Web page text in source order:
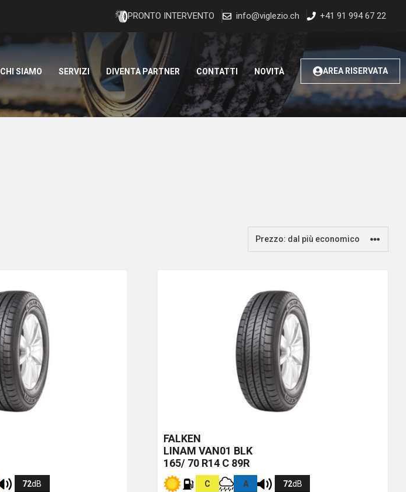
PRONTO INTERVENTO info@viglezio.ch +41 91 994 67 22
CHI SIAMO SERVIZI DIVENTA PARTNER CONTATTI NOVITÀ AREA RISERVATA
72dB
FALKEN
LINAM VAN01 BLK
165/ 70 R14 C 89R
C A 72dB